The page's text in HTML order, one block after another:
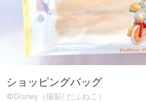
ショッピングバッグ
©Disney（撮影/ だふねこ）